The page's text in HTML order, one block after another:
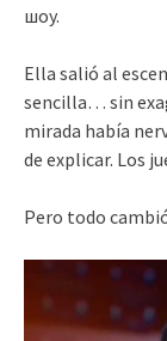
шоу.
Ella salió al
sencilla… sin
mirada había
de explicar. Los
Pero todo